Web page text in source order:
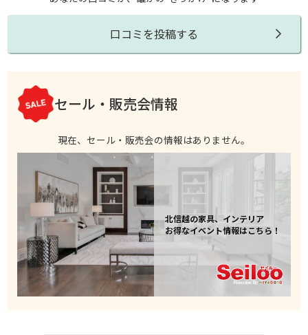
口コミを投稿する
セール・販売会情報
現在、セール・販売会の情報はありません。
北信越の家具、インテリア
お得なイベント情報はこちら！